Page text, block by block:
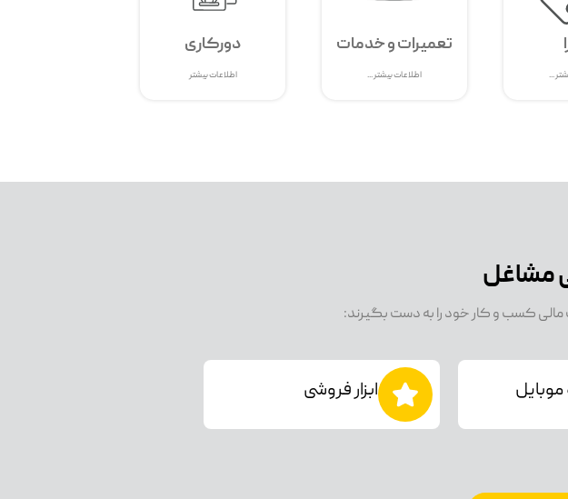
...
تعمیرات و خدمات
اطلاعات بیشتر ...
دورکاری
اطلاعات بیشتر
مشاغل
مالی کسب و کار خود را به دست بگیرند:
ابزار فروشی